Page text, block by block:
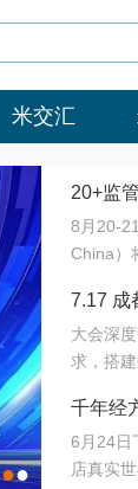
米交汇
7.17 成
●●
20+监
会8月
8月20-
China）
法正重
难题，
同与出
算力突
术攻坚
室”与“
7.17 成
营
大会深
求，搭
域增量
千年经
目在北
6月24日
店真实